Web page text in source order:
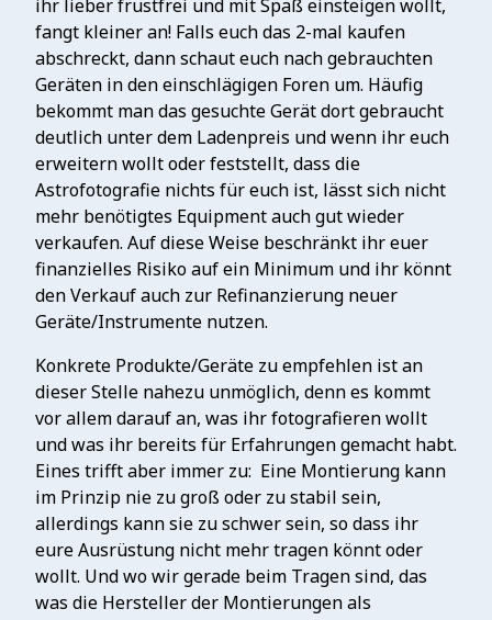
ihr lieber frustfrei und mit Spaß einsteigen wollt,
fangt kleiner an! Falls euch das 2-mal kaufen
abschreckt, dann schaut euch nach gebrauchten
Geräten in den einschlägigen Foren um. Häufig
bekommt man das gesuchte Gerät dort gebraucht
deutlich unter dem Ladenpreis und wenn ihr euch
erweitern wollt oder feststellt, dass die
Astrofotografie nichts für euch ist, lässt sich nicht
mehr benötigtes Equipment auch gut wieder
verkaufen. Auf diese Weise beschränkt ihr euer
finanzielles Risiko auf ein Minimum und ihr könnt
den Verkauf auch zur Refinanzierung neuer
Geräte/Instrumente nutzen.
Konkrete Produkte/Geräte zu empfehlen ist an
dieser Stelle nahezu unmöglich, denn es kommt
vor allem darauf an, was ihr fotografieren wollt
und was ihr bereits für Erfahrungen gemacht habt.
Eines trifft aber immer zu: Eine Montierung kann
im Prinzip nie zu groß oder zu stabil sein,
allerdings kann sie zu schwer sein, so dass ihr
eure Ausrüstung nicht mehr tragen könnt oder
wollt. Und wo wir gerade beim Tragen sind, das
was die Hersteller der Montierungen als